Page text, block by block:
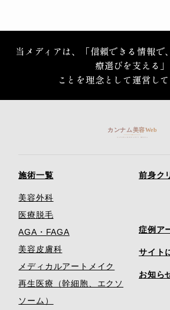
当メディアは、「信頼できる情報で
療選びを支える」
ことを理念として運営して
施術一覧
美容外科
医療脱毛
AGA・FAGA
美容皮膚科
メディカルアートメイク
再生医療（幹細胞、エクソ
ソーム）
前身ク
症例ア
サイト
お知ら